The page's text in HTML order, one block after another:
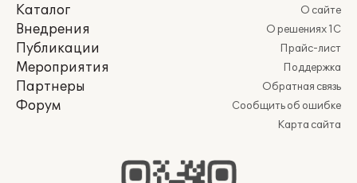
Каталог
Внедрения
Публикации
Мероприятия
Партнеры
Форум
О сайте
О решениях 1С
Прайс-лист
Поддержка
Обратная связь
Сообщить об ошибке
Карта сайта